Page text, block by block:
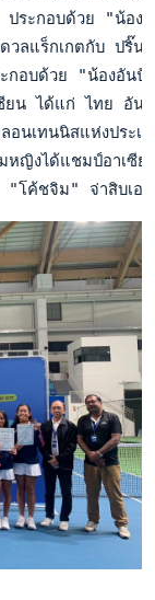
ะกอบด้วย "น้อง
ลแร็กเกตกับ ปริ๊
อบด้วย "น้องอัน
ได้แก่ ไทย อัน
เทนนิสแห่งประเ
งได้แชมป์อาเซีย
โค้ชจิม" จ่าสิบเอ